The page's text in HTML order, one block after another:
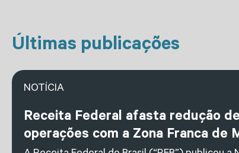
Últimas publicações
NOTÍCIA
Receita Federal afasta redução
operações com a Zona Franca de